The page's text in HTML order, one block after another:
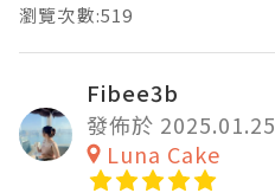
瀏覽次數:519
Fibee3b
發佈於 2025.01.25
Luna Cake